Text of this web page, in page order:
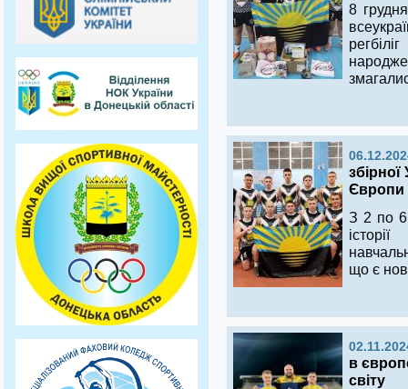
8
Європи
З 2 по 6
що є
в
світу